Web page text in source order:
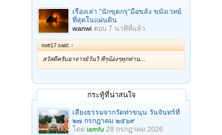
เรื่องเล่า "นักขุดกรุ"มือขลัง ขมังเวทย์
ที่สุดในแผ่นดิน
wanwi ตอบ 7 นาทีที่แล้ว
nott17 said: ↑
สวัสดีครับอาจารย์วันวิ พี่ๆน้องๆทุกท่าน…
กระทู้ที่น่าสนใจ
เสียงธรรมจากวัดท่าขนุน วันจันทร์ที่
๒๗ กรกฎาคม ๒๕๖๙
โดย iamfu 28 กรกฎาคม 2026